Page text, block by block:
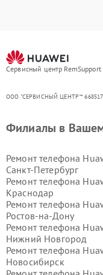
Сервисный центр RemSupport
ООО "СЕРВИСНЫЙ ЦЕНТР"*
Филиалы в
Ремонт телефона
Санкт-Петербург
Ремонт телефона
Краснодар
Ремонт телефона
Ростов-на-Дону
Ремонт телефона
Нижний Новгород
Ремонт телефона
Новосибирск